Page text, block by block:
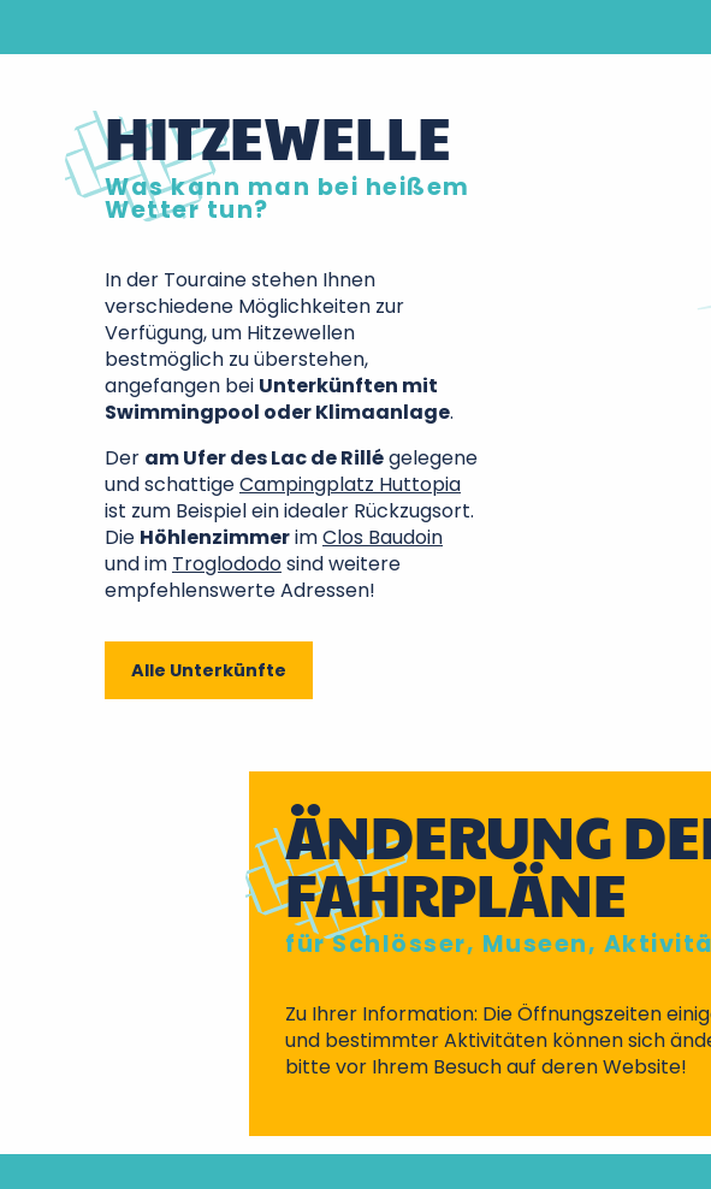
HITZEWELLE
Was kann man bei heißem
Wetter tun?
In der Touraine stehen Ihnen
verschiedene Möglichkeiten zur
Verfügung, um Hitzewellen
bestmöglich zu überstehen,
angefangen bei Unterkünften mit
Swimmingpool oder Klimaanlage.
Der am Ufer des Lac de Rillégelegene
und schattigeCampingplatz Huttopia
ist zum Beispiel ein idealer Rückzugsort.
Die HöhlenzimmerimClos Baudoin
und im Troglododosind weitere
empfehlenswerte Adressen!
Alle Unterkünfte
ÄNDERUNG
FAHRPLÄNE
für Schlösser, Museen,
Zu Ihrer Information: Die Öffnungszeiten
und bestimmter Aktivitäten können sich
bitte vor Ihrem Besuch auf deren Website!